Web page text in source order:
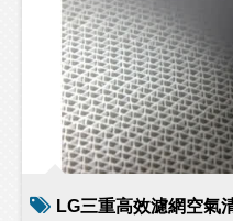
LG三重高效濾網空氣